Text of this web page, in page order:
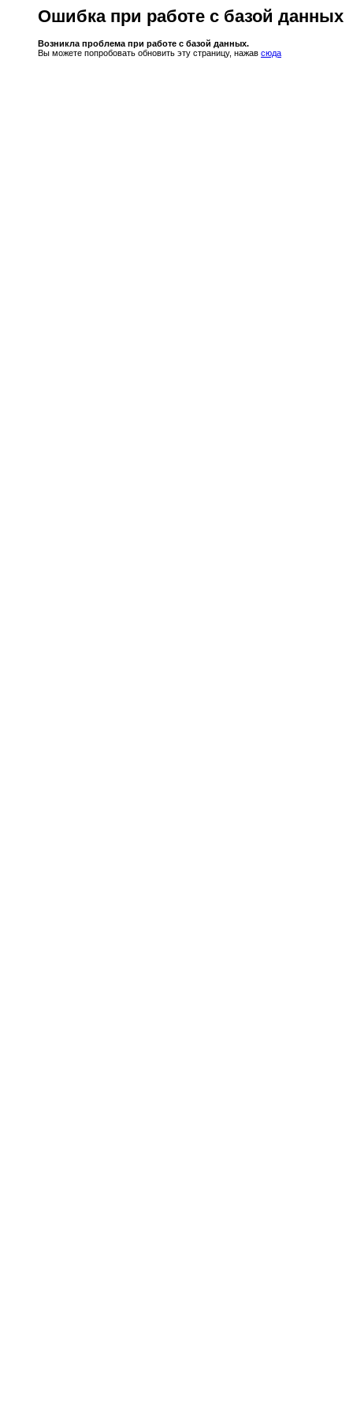
Ошибка при работе с базой данных
Возникла проблема при работе с базой данных.
Вы можете попробовать обновить эту страницу, нажав сюда